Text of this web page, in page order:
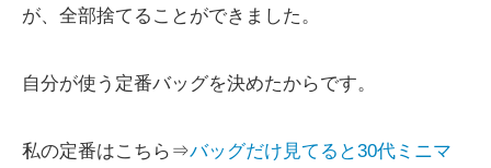
が、全部捨てることができました。
自分が使う定番バッグを決めたからです。
私の定番はこちら⇒バッグだけ見てると30代ミニマ